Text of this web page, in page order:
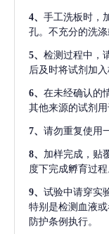
4、 手工洗板时，
孔。不充分的洗
5、 检测过程中，
后及时将试剂加
6、 在未经确认的
其他来源的试剂用
7、 请勿重复使用
8、 加样完成，贴
度下完成孵育过程
9、 试验中请穿实
特别是检测血液
防护条例执行。